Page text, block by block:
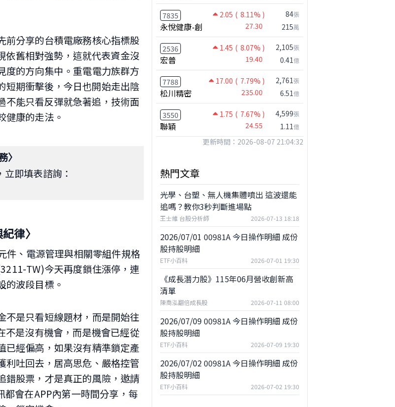
前分享的台積電廠務核心指標股
舊相對強勢，這就代表資金沒
度的方向集中。重電電力族群方
期衝擊後，今日也開始走出陰
能只看反彈就急著追，技術面
健康的走法。
〉
即填表諮詢：
律〉
件、電源管理與相關零組件規格
TW)今天再度鎖住漲停，連
的波段目標。
不是只看短線題材，而是開始往
不是沒有機會，而是機會已經從
已經偏高，如果沒有精準鎖定產
利吐回去，居高思危、嚴格控管
錯股票，才是真正的風險，邀請
會在APP內第一時間分享，每
7835 2.05 ( 8.11% )
永悅健康-創 27.30
84張
215萬
2536 1.45 ( 8.07% )
宏普 19.40
2,105張
0.41億
7788 17.00 ( 7.79% )
松川精密 235.00
2,761張
6.51億
3550 1.75 ( 7.67% )
聯穎 24.55
4,599張
1.11億
更新時間：2026-08-07 21:04:32
熱門文章
光學、台塑、無人機集體噴出 這波還能
追嗎？教你3秒判斷進場點
王士維 台股分析師 2026-07-13 18:18
2026/07/01 00981A 今日操作明細 成份
股持股明細
ETF小百科 2026-07-01 19:30
《成長潛力股》115年06月營收創新高
清單
陳喬泓翻倍成長股 2026-07-11 08:00
2026/07/09 00981A 今日操作明細 成份
股持股明細
ETF小百科 2026-07-09 19:30
2026/07/02 00981A 今日操作明細 成份
股持股明細
ETF小百科 2026-07-02 19:30